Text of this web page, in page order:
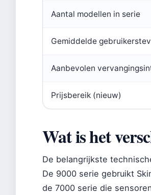
Aantal modellen in serie
Gemiddelde
Aanbevolen
Prijsbereik (nieuw)
Wat is het
De belangrijkste
De 9000 serie gebruikt
de 7000 serie die